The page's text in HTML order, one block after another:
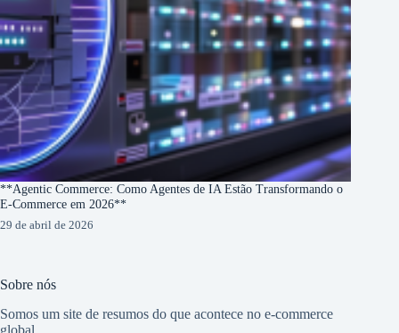
**Agentic Commerce: Como Agentes de IA Estão Transformando o
E-Commerce em 2026**
29 de abril de 2026
Sobre nós
Somos um site de resumos do que acontece no e-commerce
global.